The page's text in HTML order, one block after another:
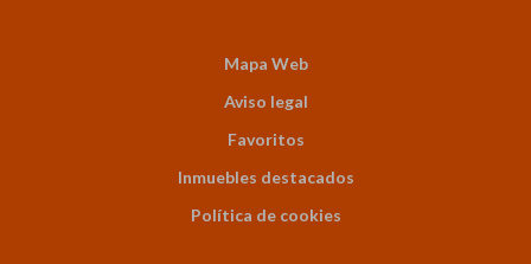
Mapa Web
Aviso legal
Favoritos
Inmuebles destacados
Política de cookies